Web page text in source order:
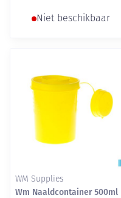
Niet beschikbaar
WM Supplies
Wm Naaldcontainer 500ml